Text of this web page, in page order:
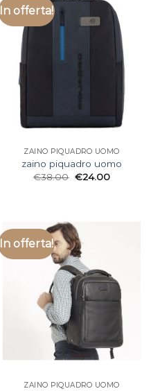
In offerta!
ZAINO PIQUADRO UOMO
zaino piquadro uomo
€38.00 €24.00
In offerta!
ZAINO PIQUADRO UOMO